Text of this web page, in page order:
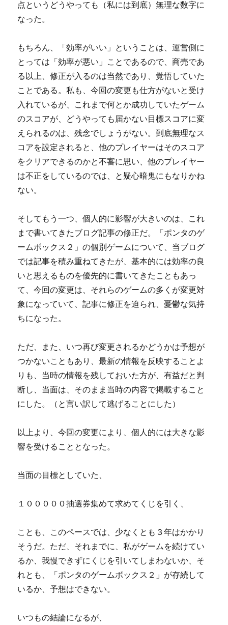
点というどうやっても（私には到底）無理な数字に
なった。
もちろん、「効率がいい」ということは、運営側に
とっては「効率が悪い」ことであるので、商売であ
る以上、修正が入るのは当然であり、覚悟していた
ことである。私も、今回の変更も仕方がないと受け
入れているが、これまで何とか成功していたゲーム
のスコアが、どうやっても届かない目標スコアに変
えられるのは、残念でしょうがない。到底無理なス
コアを設定されると、他のプレイヤーはそのスコア
をクリアできるのかと不審に思い、他のプレイヤー
は不正をしているのでは、と疑心暗鬼にもなりかね
ない。
そしてもう一つ、個人的に影響が大きいのは、これ
まで書いてきたブログ記事の修正だ。「ポンタのゲ
ームボックス２」の個別ゲームについて、当ブログ
では記事を積み重ねてきたが、基本的には効率の良
いと思えるものを優先的に書いてきたこともあっ
て、今回の変更は、それらのゲームの多くが変更対
象になっていて、記事に修正を迫られ、憂鬱な気持
ちになった。
ただ、また、いつ再び変更されるかどうかは予想が
つかないこともあり、最新の情報を反映することよ
りも、当時の情報を残しておいた方が、有益だと判
断し、当面は、そのまま当時の内容で掲載すること
にした。（と言い訳して逃げることにした）
以上より、今回の変更により、個人的には大きな影
響を受けることとなった。
当面の目標としていた、
１０００００抽選券集めて求めてくじを引く、
ことも、このペースでは、少なくとも３年はかかり
そうだ。ただ、それまでに、私がゲームを続けてい
るか、我慢できずにくじを引いてしまわないか、そ
れとも、「ポンタのゲームボックス２」が存続して
いるか、予想はできない。
いつもの結論になるが、